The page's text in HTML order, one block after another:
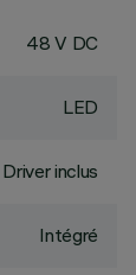
48 V DC
LED
Driver inclus
Intégré